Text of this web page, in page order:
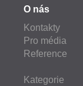
O nás
Kontakty
Pro média
Reference
Kategorie